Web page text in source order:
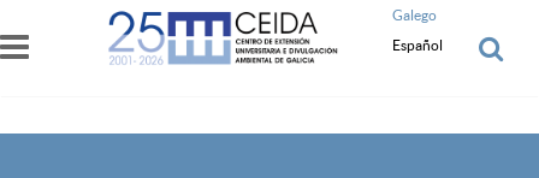
Pasar al contenido principal
Galego
Español